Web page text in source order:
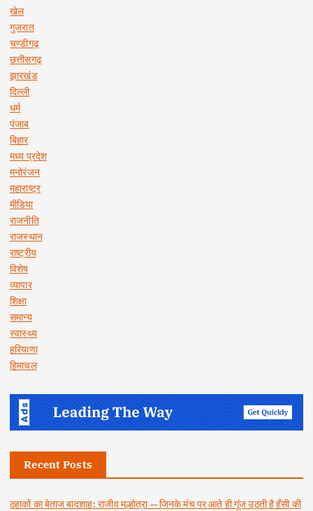
खेल
गुजरात
चण्डीगढ़
छत्तीसगढ़
झारखंड
दिल्ली
धर्म
पंजाब
बिहार
मध्य प्रदेश
मनोरंजन
महाराष्ट्र
मीडिया
राजनीति
राजस्थान
राष्ट्रीय
विशेष
व्यापार
शिक्षा
समान्य
स्वास्थ्य
हरियाणा
हिमाचल
Recent Posts
ठहाकों का बेताज बादशाह: राजीव मल्होत्रा — जिनके मंच पर आते ही गूंज उठती है हँसी की